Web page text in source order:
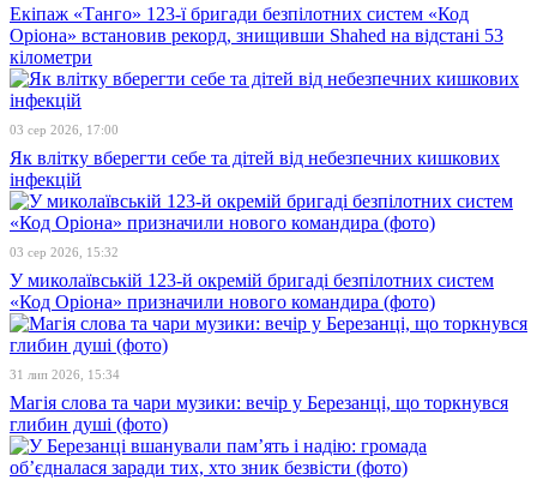
Екіпаж «Танго» 123-ї бригади безпілотних систем «Код
Оріона» встановив рекорд, знищивши Shahed на відстані 53
кілометри
03 сер 2026, 17:00
Як влітку вберегти себе та дітей від небезпечних кишкових
інфекцій
03 сер 2026, 15:32
У миколаївській 123-й окремій бригаді безпілотних систем
«Код Оріона» призначили нового командира (фото)
31 лип 2026, 15:34
Магія слова та чари музики: вечір у Березанці, що торкнувся
глибин душі (фото)